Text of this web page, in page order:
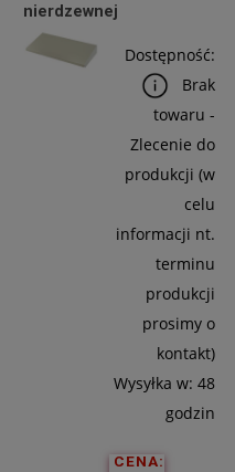
nierdzewnej
Dostępność:
Brak
towaru -
Zlecenie do
produkcji (w
celu
informacji nt.
terminu
produkcji
prosimy o
kontakt)
Wysyłka w: 48
godzin
CENA: